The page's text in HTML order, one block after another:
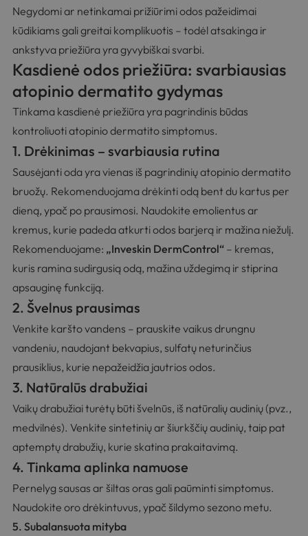
Negydomi ar netinkamai prižiūrimi odos pažeidimai
kūdikiams gali greitai komplikuotis – todėl atsakinga ir
ankstyva priežiūra yra gyvybiškai svarbi.
Kasdienė odos priežiūra: svarbiausias
atopinio dermatito gydymas
Tinkama kasdienė priežiūra yra pagrindinis būdas
kontroliuoti atopinio dermatito simptomus.
1. Drėkinimas – svarbiausia rutina
Sausėjanti oda yra vienas iš pagrindinių atopinio dermatito
bruožų. Rekomenduojama drėkinti odą bent du kartus per
dieną, ypač po prausimosi. Naudokite emolientus ar
kremus, kurie padeda atkurti odos barjerą ir mažina niežulį.
Rekomenduojame: „Inveskin DermControl“– kremas,
kuris ramina sudirgusią odą, mažina uždegimą ir stiprina
apsauginę funkciją.
2. Švelnus prausimas
Venkite karšto vandens – prauskite vaikus drungnu
vandeniu, naudojant bekvapius, sulfatų neturinčius
prausiklius, kurie nepažeidžia jautrios odos.
3. Natūralūs drabužiai
Vaikų drabužiai turėtų būti švelnūs, iš natūralių audinių (pvz.,
medvilnės). Venkite sintetinių ar šiurkščių audinių, taip pat
aptemptų drabužių, kurie skatina prakaitavimą.
4. Tinkama aplinka namuose
Pernelyg sausas ar šiltas oras gali paūminti simptomus.
Naudokite oro drėkintuvus, ypač šildymo sezono metu.
5. Subalansuota mityba